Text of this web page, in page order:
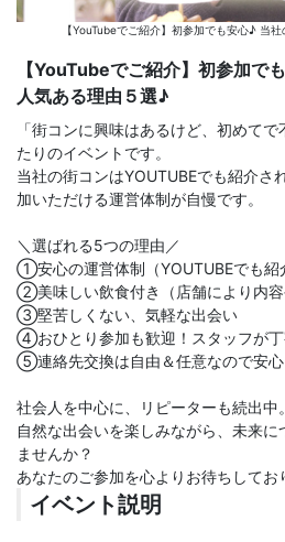
【YouTubeでご紹介】初参加でも安心♪ 当
【YouTubeでご紹介】初参加で
人気ある理由５選♪
「街コンに興味はあるけど、初めて
たりのイベントです。
当社の街コンはYOUTUBEでも紹介さ
加いただける運営体制が自慢です。
＼選ばれる5つの理由／
①安心の運営体制（YOUTUBEでも紹
②美味しい飲食付き（店舗により内容
③堅苦しくない、気軽な出会い
④おひとり参加も歓迎！スタッフが丁
⑤連絡先交換は自由＆任意なので安心
社会人を中心に、リピーターも続出中。
自然な出会いを楽しみながら、未来
ませんか？
あなたのご参加を心よりお待ちしてお
イベント説明